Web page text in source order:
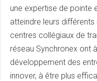
une expertise de
atteindre leurs
centres collégiaux de
réseau Synchronex ont
développement des
innover, à être plus